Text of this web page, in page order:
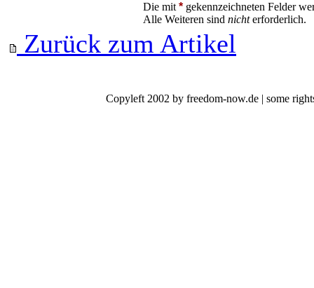
Die mit *gekennzeichneten Felder
Alle Weiteren sind nichterforderlich.
Zurück zum Artikel
Copyleft 2002 by freedom-now.de | some